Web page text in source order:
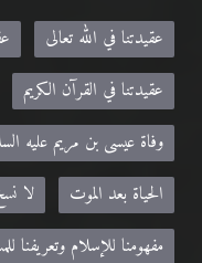
عقيدتنا في الله تعالى
عقيدتنا في القرآن الكريم
وفاة عيسى بن مريم عليه
الحياة بعد الموت
لا
مفهومنا للإسلام وتعريفنا